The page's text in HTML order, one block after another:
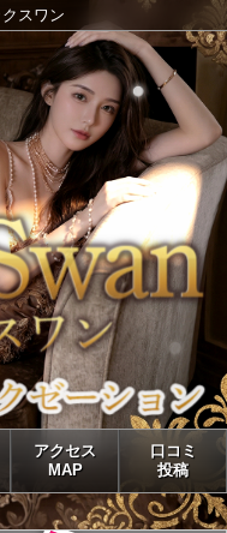
スワン
アクセス
MAP
口コミ
投稿